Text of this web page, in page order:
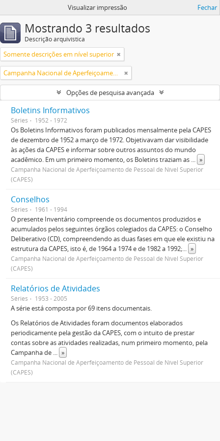
Visualizar impressão Fechar
Mostrando 3 resultados
Descrição arquivística
Somente descrições em nível superior
Campanha Nacional de Aperfeiçoamento de Pessoal de Nível Superior (CAPES)
Opções de pesquisa avançada
Boletins Informativos
Séries 1952 - 1972
Os Boletins Informativos foram publicados mensalmente pela CAPES
de dezembro de 1952 a março de 1972. Objetivavam dar visibilidade
às ações da CAPES e informar sobre outros assuntos do mundo
acadêmico. Em um primeiro momento, os Boletins traziam as ... »
Campanha Nacional de Aperfeiçoamento de Pessoal de Nível Superior
(CAPES)
Conselhos
Séries 1961 - 1994
O presente Inventário compreende os documentos produzidos e
acumulados pelos seguintes órgãos colegiados da CAPES: o Conselho
Deliberativo (CD), compreendendo as duas fases em que ele existiu na
estrutura da CAPES, isto é, de 1964 a 1974 e de 1982 a 1992;... »
Campanha Nacional de Aperfeiçoamento de Pessoal de Nível Superior
(CAPES)
Relatórios de Atividades
Séries 1953 - 2005
A série está composta por 69 itens documentais.
Os Relatórios de Atividades foram documentos elaborados
periodicamente pela gestão da CAPES, com o intuito de prestar
contas sobre as atividades realizadas, num primeiro momento, pela
Campanha de ... »
Campanha Nacional de Aperfeiçoamento de Pessoal de Nível Superior
(CAPES)